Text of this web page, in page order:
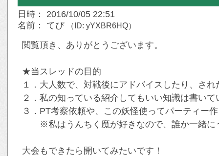
日時： 2016/10/05 22:51
名前： てぴ
（ID: yYXBR6HQ）
閲覧頂き、ありがとうございます。
★当スレッドの目的
１．大人数で、対戦後にアドバイスしたり、さ
２．私の知っている紹介してもいい知識は書い
３．PT考察依頼や、この妖怪使ってパーティー
※私はうんちく魔が好きなので、誰か一緒に
大会もできたら開いてみたいです！